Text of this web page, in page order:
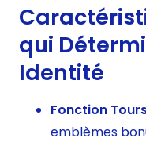
qui
Identité
Fonction
emblèmes